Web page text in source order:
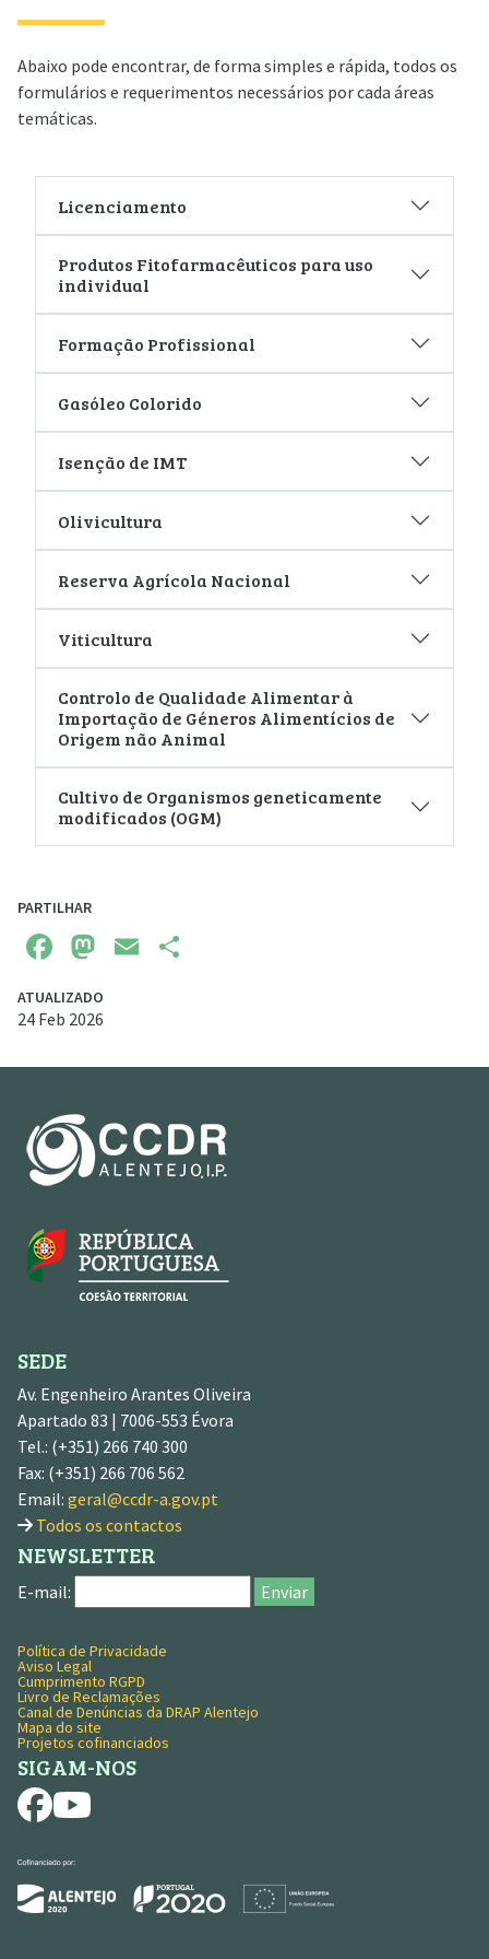
Abaixo pode encontrar, de forma simples e rápida, todos os
formulários e requerimentos necessários por cada áreas
temáticas.
Licenciamento
Produtos Fitofarmacêuticos para uso
individual
Formação Profissional
Gasóleo Colorido
Isenção de IMT
Olivicultura
Reserva Agrícola Nacional
Viticultura
Controlo de Qualidade Alimentar à
Importação de Géneros Alimentícios de
Origem não Animal
Cultivo de Organismos geneticamente
modificados (OGM)
PARTILHAR
Facebook
Mastodon
Email
ATUALIZADO
24 Feb 2026
SEDE
Av. Engenheiro Arantes Oliveira
Apartado 83 | 7006-553 Évora
Tel.: (+351) 266 740 300
Fax: (+351) 266 706 562
Email: geral@ccdr-a.gov.pt
Todos os contactos
NEWSLETTER
E-mail: Enviar
MENU RODAPÉ
Política de Privacidade
Aviso Legal
Cumprimento RGPD
Livro de Reclamações
Canal de Denúncias da DRAP Alentejo
Mapa do site
Projetos cofinanciados
SIGAM-NOS